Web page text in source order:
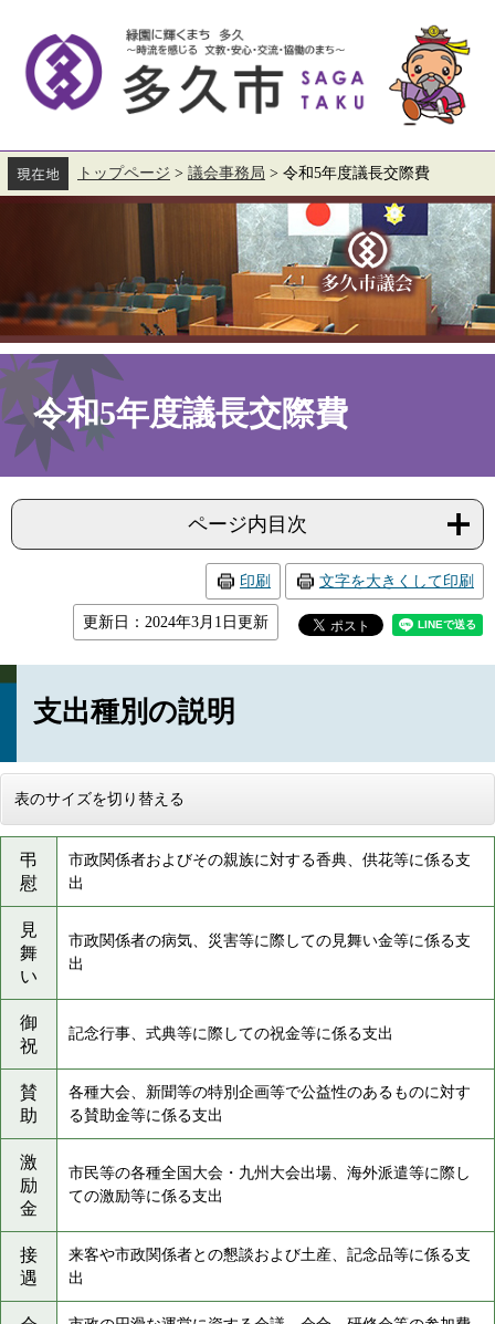
す。
し
本
トップページ > 議会事務局 > 令和5年度議長交際費
本
文
令和5年度議長交際費
ページ内目次
印刷 文字を大きくして印刷
更新日：2024年3月1日更新
支出種別の説明
表のサイズを切り替える
弔
慰
市政関係者およびその親族に対する香典、供花等に係る支
出
見
舞
い
市政関係者の病気、災害等に際しての見舞い金等に係る支
出
御
祝
記念行事、式典等に際しての祝金等に係る支出
賛
助
各種大会、新聞等の特別企画等で公益性のあるものに対す
る賛助金等に係る支出
激
励
金
市民等の各種全国大会・九州大会出場、海外派遣等に際し
ての激励等に係る支出
接
遇
来客や市政関係者との懇談および土産、記念品等に係る支
出